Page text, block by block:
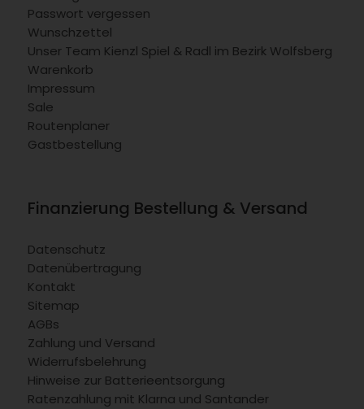
Passwort vergessen
Wunschzettel
Unser Team Kienzl Spiel & Radl im Bezirk Wolfsberg
Warenkorb
Impressum
Sale
Routenplaner
Gastbestellung
Finanzierung Bestellung & Versand
Datenschutz
Datenübertragung
Kontakt
Sitemap
AGBs
Zahlung und Versand
Widerrufsbelehrung
Hinweise zur Batterieentsorgung
Ratenzahlung mit Klarna und Santander